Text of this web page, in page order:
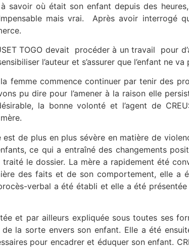
savoir où était son enfant depuis des
mais vrai. Après avoir interrogé
TOGO devait procéder à un travail pour
l’auteur et s’assurer que l’enfant ne
femme commence continuer par tenir des
pu dire pour l’amener à la raison elle
la bonne volonté et l’agent de
de plus en plus sévère en matière de
ce qui a entraîné des changements
le dossier. La mère a rapidement été
des faits et de son comportement, elle a
verbal a été établi et elle a été
et par ailleurs expliquée sous toutes ses
la sorte envers son enfant. Elle a été
pour encadrer et éduquer son enfant.